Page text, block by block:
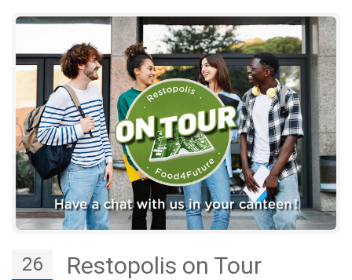
26 Restopolis on Tour